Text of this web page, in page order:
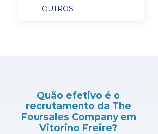
OUTROS
Quão efetivo é o
recrutamento da The
Foursales Company em
Vitorino Freire?